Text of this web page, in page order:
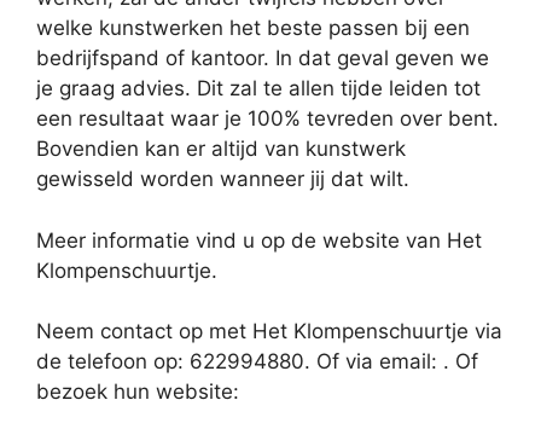
welke kunstwerken het beste passen bij een
bedrijfspand of kantoor. In dat geval geven we
je graag advies. Dit zal te allen tijde leiden tot
een resultaat waar je 100% tevreden over bent.
Bovendien kan er altijd van kunstwerk
gewisseld worden wanneer jij dat wilt.
Meer informatie vind u op de website van Het
Klompenschuurtje.
Neem contact op met Het Klompenschuurtje via
de telefoon op: 622994880. Of via email: . Of
bezoek hun website: